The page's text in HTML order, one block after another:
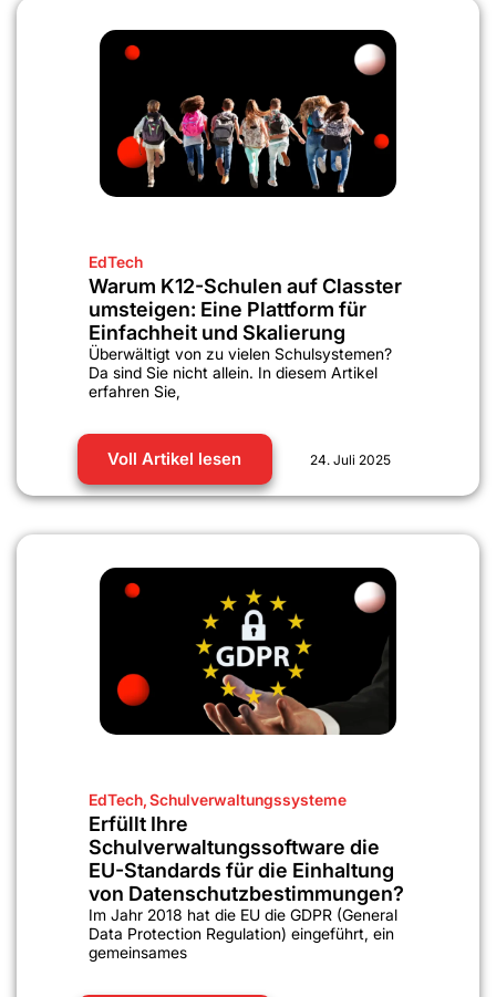
EdTech
Warum K12-Schulen auf Classter
umsteigen: Eine Plattform für
Einfachheit und Skalierung
Überwältigt von zu vielen Schulsystemen?
Da sind Sie nicht allein. In diesem Artikel
erfahren Sie,
Voll Artikel lesen 24. Juli 2025
EdTech,Schulverwaltungssysteme
Erfüllt Ihre
Schulverwaltungssoftware die
EU-Standards für die Einhaltung
von Datenschutzbestimmungen?
Im Jahr 2018 hat die EU die GDPR (General
Data Protection Regulation) eingeführt, ein
gemeinsames